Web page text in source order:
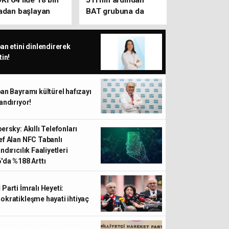
başlayan
yaklaşık
BAT grubuna da
zam: Sigara fiyatları
yükselmeye devam
Bakan Çiftçi’den dönüş
etini dinlendirerek
Bayramı kültürel hafızayı
Akıllı Telefonları
Alan NFC Tabanlı
Faaliyetleri
%188 Arttı
Parti İmralı Heyeti:
hayati ihtiyaç